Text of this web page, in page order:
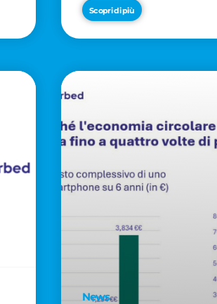
SmartCityLife per gli
spazi pubblici del
Municipio 8
Scopri di più
News